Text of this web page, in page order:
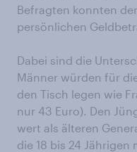
Befragten konnten
persönlichen
Dabei sind die
Männer würden für
den Tisch legen wie
nur 43 Euro). Den
wert als älteren
die 18 bis 24